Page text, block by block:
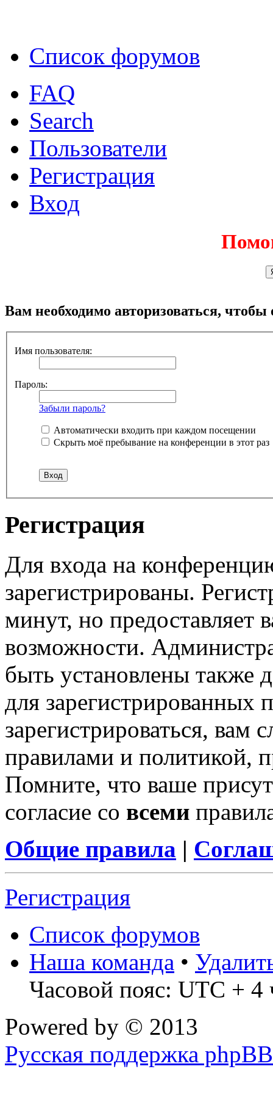
Список форумов
FAQ
Search
Пользователи
Регистрация
Вход
Вам необходимо авторизоваться,
Имя пользователя:
Пароль:
Забыли пароль?
Автоматически входить при каждом посещении
Скрыть моё пребывание на конференции в этот раз
Регистрация
Для входа на
зарегистрированы.
минут, но предоставляет
возможности.
быть установлены также
для зарегистрированных
зарегистрироваться, вам
правилами и политикой,
Помните, что ваше
согласие со всеми
Общие правила |
Регистрация
Список форумов
Наша команда •
Часовой пояс: UTC + 4
Powered by © 2013
Русская поддержка phpBB